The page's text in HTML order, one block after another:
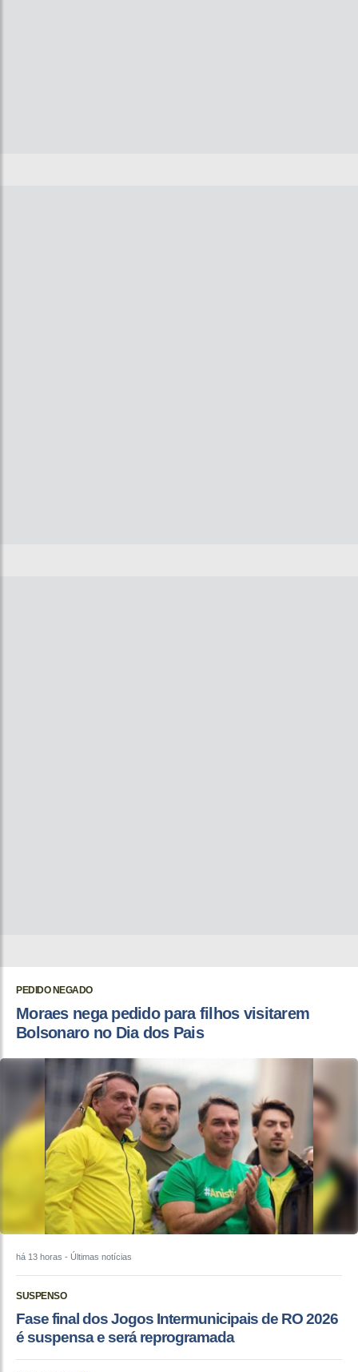
PEDIDO NEGADO
Moraes nega pedido para filhos visitarem
Bolsonaro no Dia dos Pais
há 13 horas - Últimas notícias
SUSPENSO
Fase final dos Jogos Intermunicipais de RO 2026
é suspensa e será reprogramada